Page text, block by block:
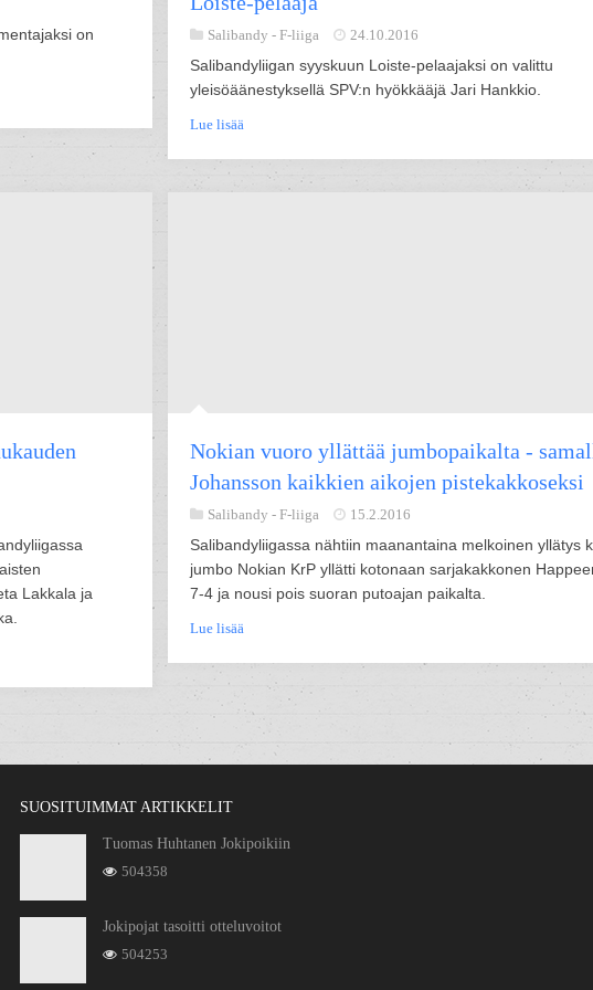
on
Salibandy - F-liiga 24.10.2016
Salibandyliigan syyskuun Loiste-pelaajaksi on valittu
yleisöäänestyksellä SPV:n hyökkääjä Jari Hankkio.
Lue lisää
Lakkala ja
Nokian vuoro yllättää jumbopaikalta -
Johansson kaikkien aikojen pistekakkoseksi
Salibandy - F-liiga 15.2.2016
Salibandyliigassa nähtiin maanantaina melkoinen yllätys
jumbo Nokian KrP yllätti kotonaan sarjakakkonen
7-4 ja nousi pois suoran putoajan paikalta.
Lue lisää
SUOSITUIMMAT ARTIKKELIT
Tuomas Huhtanen Jokipoikiin
504358
Jokipojat tasoitti otteluvoitot
504253